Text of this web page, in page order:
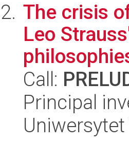
The crisis
Leo
Call:
Principal
Uniwersytet